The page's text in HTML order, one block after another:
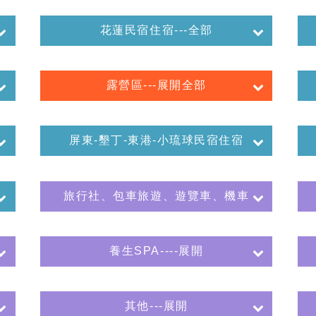
花蓮民宿住宿---全部
露營區---展開全部
屏東-墾丁-東港-小琉球民宿住宿
旅行社、包車旅遊、遊覽車、機車
養生SPA----展開
其他---展開